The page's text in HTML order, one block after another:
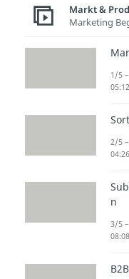
Markt &
Marketing
1/5
05:12
2/5
04:26
n
3/5
08:08
B2B